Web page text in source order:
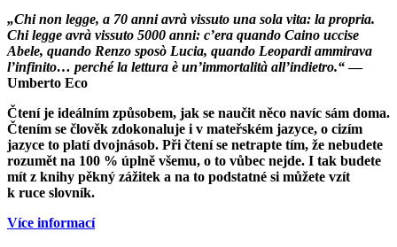
„Chi non legge, a 70 anni avrà vissuto una sola vita: la propria.
Chi legge avrà vissuto 5000 anni: c’era quando Caino uccise
Abele, quando Renzo sposò Lucia, quando Leopardi ammirava
l’infinito… perché la lettura è un’immortalità all’indietro.“—
Umberto Eco
Čtení je ideálním způsobem, jak se naučit něco navíc sám doma.
Čtením se člověk zdokonaluje i v mateřském jazyce, o cizím
jazyce to platí dvojnásob. Při čtení se netrapte tím, že nebudete
rozumět na 100 % úplně všemu, o to vůbec nejde. I tak budete
mít z knihy pěkný zážitek a na to podstatné si můžete vzít
k ruce slovník.
Více informací